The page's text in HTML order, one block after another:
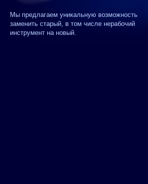
Мы предлагаем уникальную возможность
заменить старый, в том числе нерабочий
инструмент на новый.